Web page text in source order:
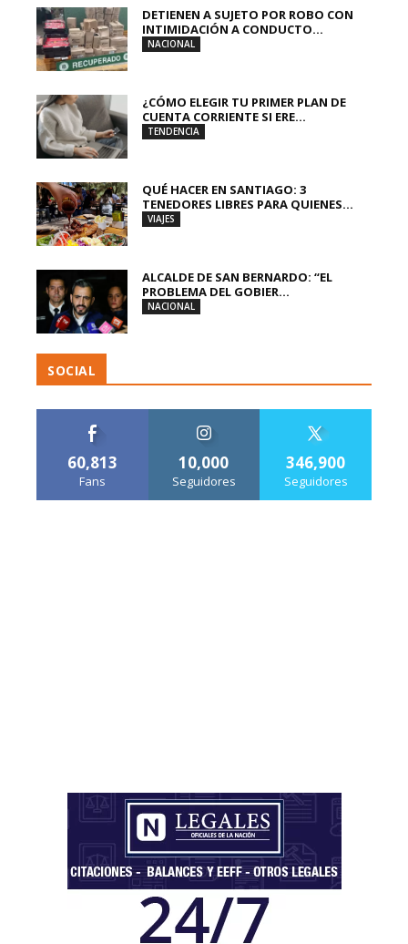
DETIENEN A SUJETO POR ROBO CON
INTIMIDACIÓN A CONDUCTO...
NACIONAL
¿CÓMO ELEGIR TU PRIMER PLAN DE
CUENTA CORRIENTE SI ERE...
TENDENCIA
QUÉ HACER EN SANTIAGO: 3
TENEDORES LIBRES PARA QUIENES...
VIAJES
ALCALDE DE SAN BERNARDO: “EL
PROBLEMA DEL GOBIER...
NACIONAL
SOCIAL
60,813
Fans
10,000
Seguidores
346,900
Seguidores